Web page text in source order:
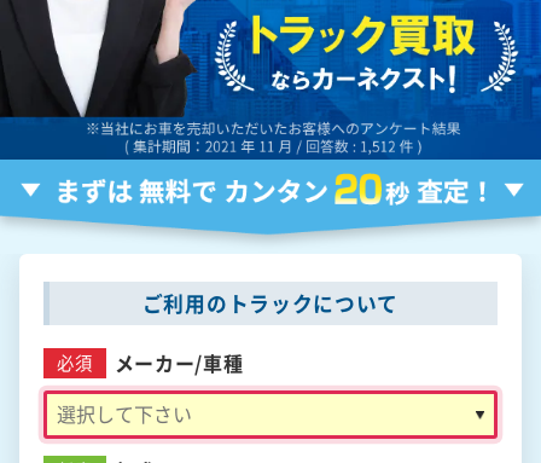
ご利用のトラックについて
必須 メーカー/車種